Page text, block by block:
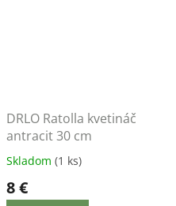
DRLO Ratolla kvetináč
antracit 30 cm
Skladom (1 ks)
8 €